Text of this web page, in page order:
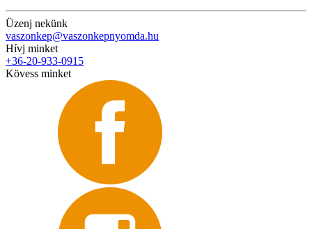
Üzenj nekünk
vaszonkep@vaszonkepnyomda.hu
Hívj minket
+36-20-933-0915
Kövess minket